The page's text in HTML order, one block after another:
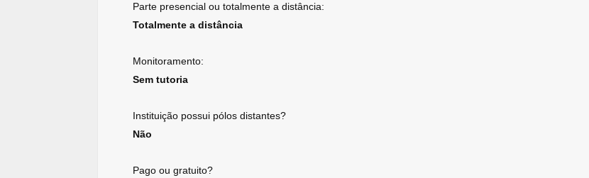
Parte presencial ou totalmente a distância:
Totalmente a distância
Monitoramento:
Sem tutoria
Instituição possui pólos distantes?
Não
Pago ou gratuito?